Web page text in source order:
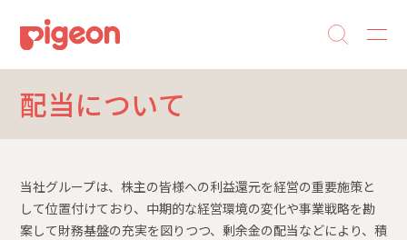
配当について
当社グループは、株主の皆様への利益還元を経営の重要施策と
して位置付けており、中期的な経営環境の変化や事業戦略を勘
案して財務基盤の充実を図りつつ、剰余金の配当などにより、積